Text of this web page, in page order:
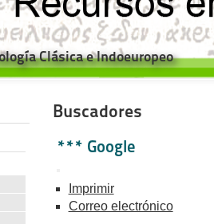
Clásica e Indoeuropeo
Buscadores
*** Google
Imprimir
Correo electrónico